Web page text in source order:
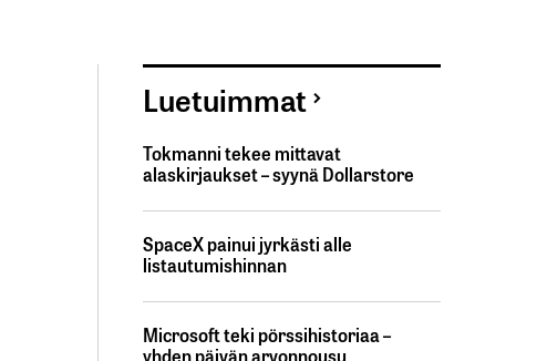
Luetuimmat
Tokmanni tekee mittavat
alaskirjaukset – syynä Dollarstore
SpaceX painui jyrkästi alle
listautumishinnan
Microsoft teki pörssihistoriaa –